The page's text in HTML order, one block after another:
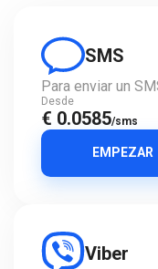
SMS
Para enviar un
Desde
€ 0.0585/sms
EMPEZAR
Viber